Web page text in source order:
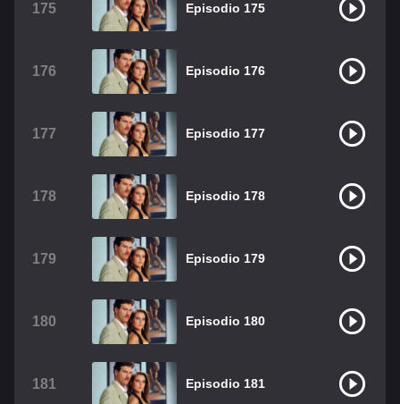
175 Episodio 175
176 Episodio 176
177 Episodio 177
178 Episodio 178
179 Episodio 179
180 Episodio 180
181 Episodio 181